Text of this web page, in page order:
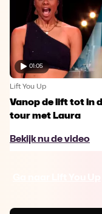
01:05
Lift You Up
Vanop de lift tot in
tour met Laura
Bekijk nu de video